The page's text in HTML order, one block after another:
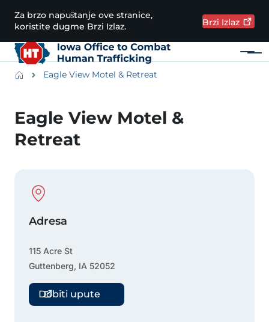
Preskoči na glavni sadržaj
Za brzo napuštanje ove stranice,
koristite dugme Brzi Izlaz.
Brzi Izlaz
Meni
Main navigation
BreadcrumbsEagle View Motel & Retreat
Eagle View Motel &
Retreat
Physical Location
Adresa
115 Acre St
Guttenberg, IA 52052
Dobiti upute